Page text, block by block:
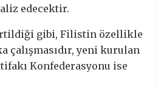
edecektir.
gibi, Filistin özellikle
çalışmasıdır, yeni kurulan
Konfederasyonu ise